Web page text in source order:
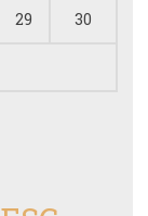
29 30